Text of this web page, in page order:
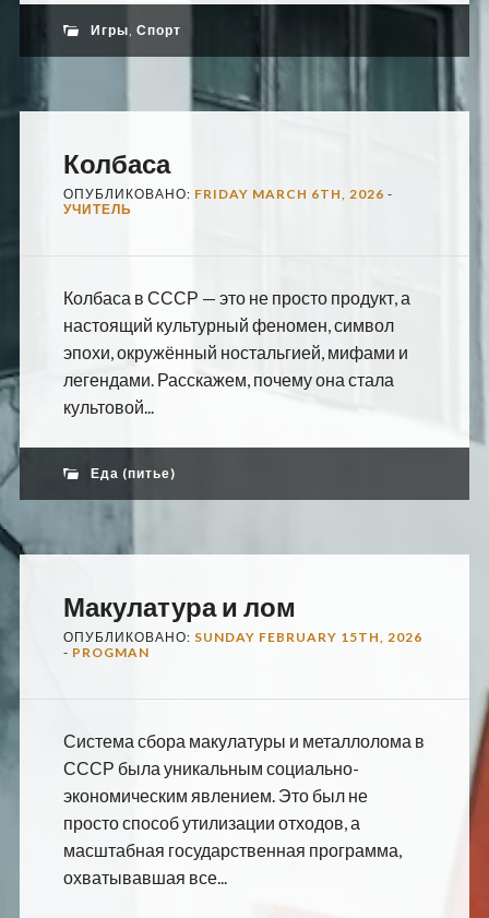
Игры, Спорт
Колбаса
ОПУБЛИКОВАНО: FRIDAY MARCH 6TH, 2026 -
УЧИТЕЛЬ
Колбаса в СССР — это не просто продукт, а
настоящий культурный феномен, символ
эпохи, окружённый ностальгией, мифами и
легендами. Расскажем, почему она стала
культовой...
Еда (питье)
Макулатура и лом
ОПУБЛИКОВАНО: SUNDAY FEBRUARY 15TH, 2026
- PROGMAN
Система сбора макулатуры и металлолома в
СССР была уникальным социально-
экономическим явлением. Это был не
просто способ утилизации отходов, а
масштабная государственная программа,
охватывавшая все...